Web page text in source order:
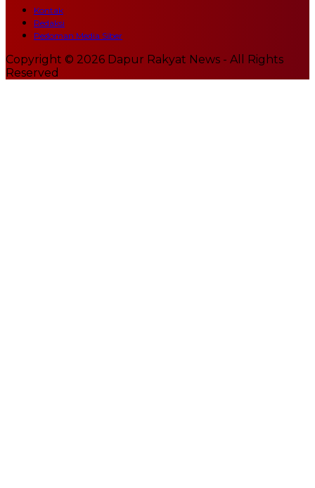
Kontak
Redaksi
Pedoman Media Siber
Copyright © 2026 Dapur Rakyat News - All Rights
Reserved